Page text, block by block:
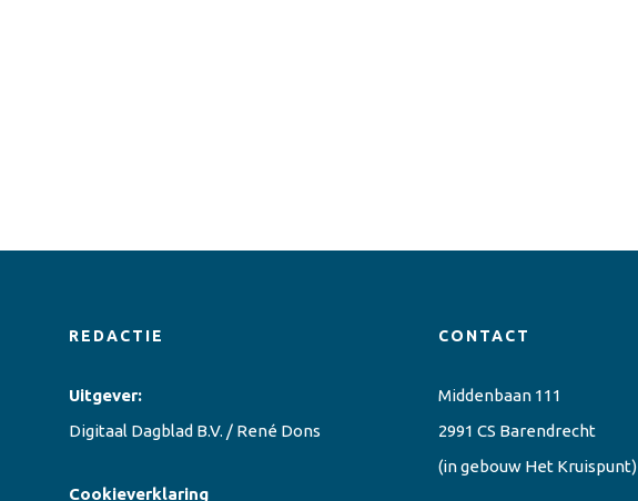
REDACTIE
Uitgever:
Digitaal Dagblad B.V. / René Dons
Cookieverklaring
CONTACT
Middenbaan 111
2991 CS Barendrecht
(in gebouw Het Kruispunt)